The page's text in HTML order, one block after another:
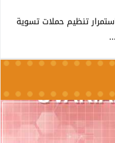
تنظيم حملات تسوية